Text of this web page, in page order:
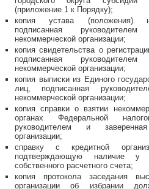
(приложение 1 к Порядку);
копия устава (положения)
подписанная
некоммерческой организации;
копия свидетельства о
подписанная
некоммерческой организации;
копия выписки из Единого
лиц, подписанная
некоммерческой организации;
копия справки о взятии
органах Федеральной
руководителем и
организации;
справку с кредитной
подтверждающую наличие у
собственного расчетного счета;
копия протокола заседания
организации об избрании